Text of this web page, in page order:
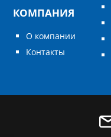
КОМПАНИЯ
О компании
Контакты